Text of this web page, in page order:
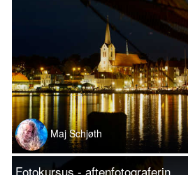
Maj Schjøth
Fotokursus - aftenfotografering på Sønderborg Havn